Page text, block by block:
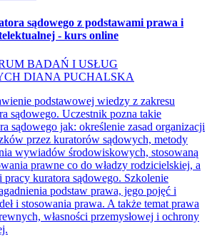
sądowego z podstawami prawa i
- kurs online
BADAŃ I USŁUG
DIANA PUCHALSKA
podstawowej wiedzy z zakresu
sądowego. Uczestnik pozna takie
sądowego jak: określenie zasad organizacji
przez kuratorów sądowych, metody
wywiadów środowiskowych, stosowaną
prawne co do władzy rodzicielskiej, a
kuratora sądowego. Szkolenie
podstaw prawa, jego pojęć i
i stosowania prawa. A także temat prawa
własności przemysłowej i ochrony